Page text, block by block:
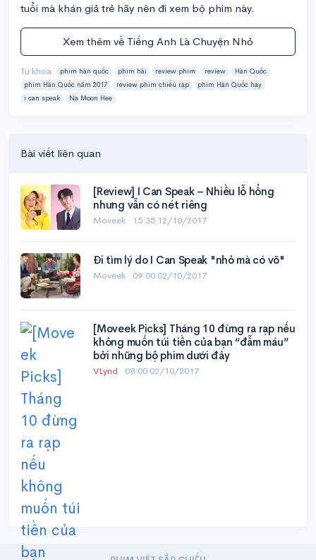
tuổi mà khán giả trẻ hãy nên đi xem bộ phim này.
Xem thêm về Tiếng Anh Là Chuyện Nhỏ
Từ khóa: phim hàn quốc phim hài review phim review
Hàn Quốc
phim Hàn Quốc năm 2017
review phim chiếu rạp
phim Hàn Quốc hay
i can speak
Na Moon Hee
Bài viết liên quan
[Review] I Can Speak – Nhiều lỗ hổng
nhưng vẫn có nét riêng
Moveek · 15:35 12/10/2017
Đi tìm lý do I Can Speak "nhỏ mà có võ"
Moveek · 09:00 02/10/2017
[Moveek Picks] Tháng 10 đừng ra rạp nếu
không muốn túi tiền của bạn “đẫm máu”
bởi những bộ phim dưới đây
VLynd · 08:00 02/10/2017